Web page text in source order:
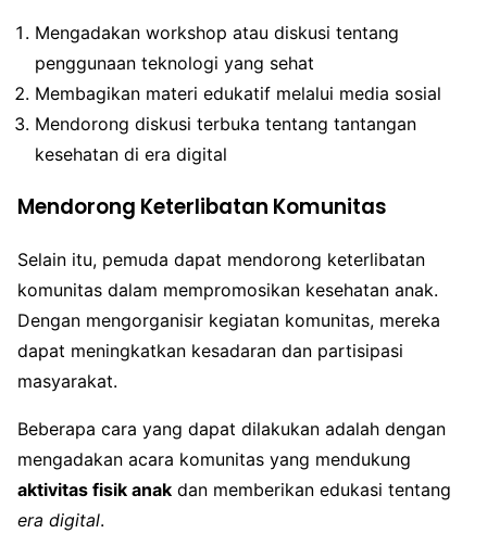
Mengadakan workshop atau diskusi tentang
penggunaan teknologi yang sehat
Membagikan materi edukatif melalui media sosial
Mendorong diskusi terbuka tentang tantangan
kesehatan di era digital
Mendorong Keterlibatan Komunitas
Selain itu, pemuda dapat mendorong keterlibatan
komunitas dalam mempromosikan kesehatan anak.
Dengan mengorganisir kegiatan komunitas, mereka
dapat meningkatkan kesadaran dan partisipasi
masyarakat.
Beberapa cara yang dapat dilakukan adalah dengan
mengadakan acara komunitas yang mendukung
aktivitas fisik anak dan memberikan edukasi tentang
era digital.